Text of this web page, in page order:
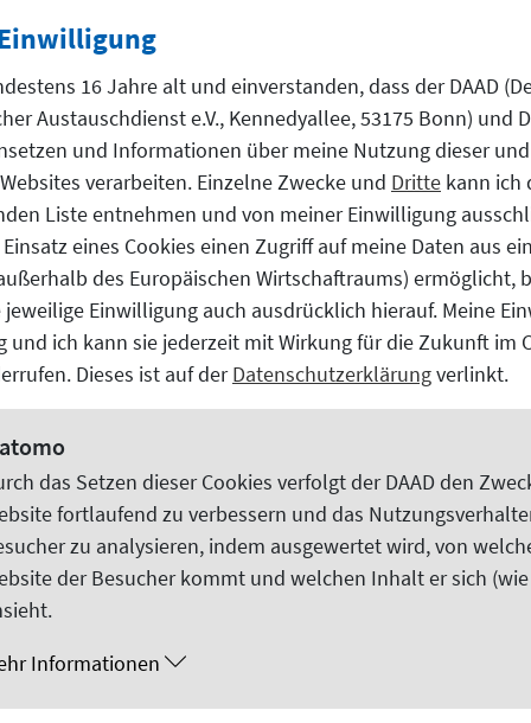
Träume beflügeln
Akademische Austauschdienst (DAAD) gemeinsam mit
der Universität Hamburg auf eine Vortragsreise nach
und dem China Study Abroad
Peking bei der Eröffnung der China International
Forum (CSAF 2025) in Peking dabei. Die
fanden in Pekings China National Convention Center
weiter, wo sie am 20. April ihren Abschluss fand.
vernetzt: Alumni gestalten
in Foshan
Jubiläums des Deutschen Akademischen
16 Jahre alt und einverstanden, dass der DAAD
Austauschdienst e.V., Kennedyallee, 53175 Bonn) und
und Informationen über meine Nutzung dieser
Websites verarbeiten. Einzelne Zwecke und Dritte kann ich
Liste entnehmen und von meiner Einwilligung
eines Cookies einen Zugriff auf meine Daten aus
des Europäischen Wirtschaftraums) ermöglicht,
jeweilige Einwilligung auch ausdrücklich hierauf. Meine
und ich kann sie jederzeit mit Wirkung für die Zukunft im
Dieses ist auf derDatenschutzerklärungverlinkt.
das Setzen dieserCookies verfolgt der DAAD den
fortlaufend zu verbessern und das
zu analysieren, indem ausgewertet wird, von
der Besucher kommt und welchen Inhalt er sich
Informationen